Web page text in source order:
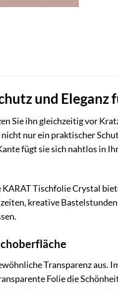
und Eleganz
Sie ihn gleichzeitig vor
nur ein praktischer
fügt sie sich nahtlos in
Tischfolie Crystal
kreative
Transparenz aus.
Folie die